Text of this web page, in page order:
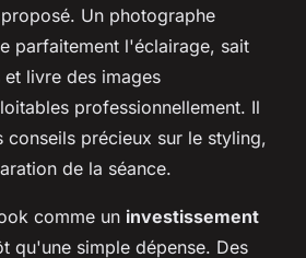
Un photographe
parfaitement l'éclairage, sait
livre des images
professionnellement. Il
conseils précieux sur le styling,
de la séance.
comme un investissement
qu'une simple dépense. Des